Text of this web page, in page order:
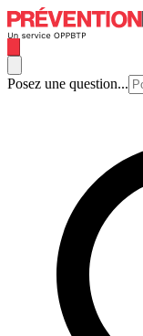
Posez une question...